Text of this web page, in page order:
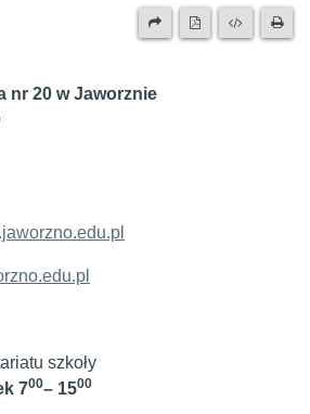
nr 20 w Jaworznie
szkoły
700– 1500